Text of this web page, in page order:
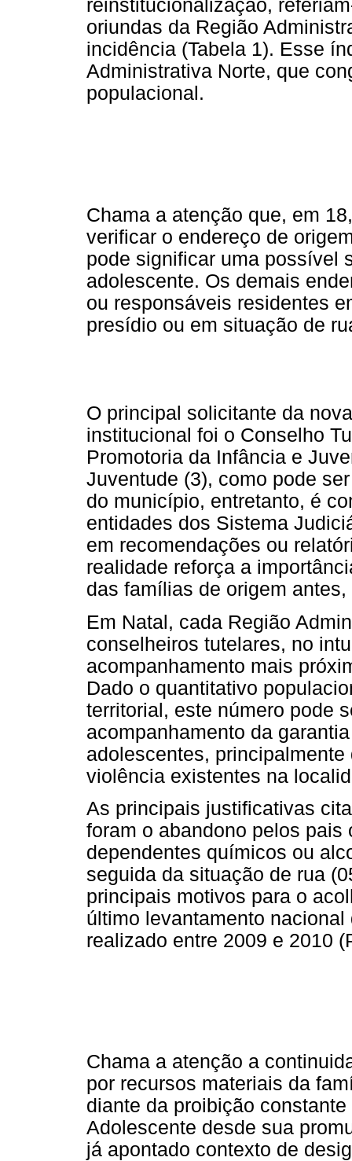
reinstitucionalização,
oriundas da Região
incidência (Tabela 1). Esse
Administrativa Norte, que
populacional.
Chama a atenção que, em
verificar o endereço de
pode significar uma possível
adolescente. Os demais
ou responsáveis residentes
presídio ou em situação de
O principal solicitante da
institucional foi o Conselho
Promotoria da Infância e
Juventude (3), como pode
do município, entretanto, é
entidades dos Sistema
em recomendações ou
realidade reforça a
das famílias de origem
Em Natal, cada Região
conselheiros tutelares, no
acompanhamento mais
Dado o quantitativo
territorial, este número pode
acompanhamento da
adolescentes,
violência existentes na
As principais justificativas
foram o abandono pelos
dependentes químicos ou
seguida da situação de rua
principais motivos para o
último levantamento
realizado entre 2009 e 2010
Chama a atenção a
por recursos materiais da
diante da proibição
Adolescente desde sua
já apontado contexto de